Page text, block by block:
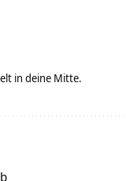
in deine Mitte.